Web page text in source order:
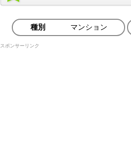
種別 マンション
スポンサーリンク